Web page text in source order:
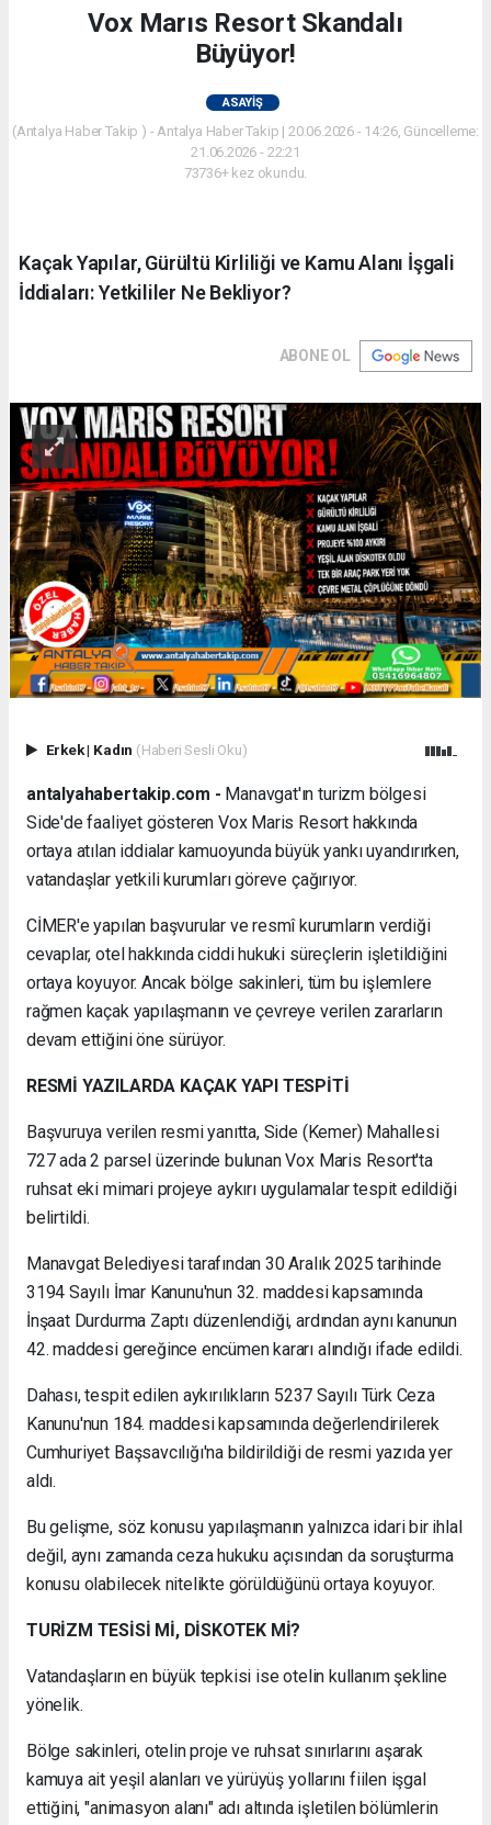
Vox Marıs Resort Skandalı
Büyüyor!
ASAYIŞ
(Antalya Haber Takip ) - Antalya Haber Takip | 20.06.2026 - 14:26, Güncelleme:
21.06.2026 - 22:21
73736+ kez okundu.
Kaçak Yapılar, Gürültü Kirliliği ve Kamu Alanı İşgali
İddiaları: Yetkililer Ne Bekliyor?
ABONE OL
Erkek| Kadın (Haberi Sesli Oku)
antalyahabertakip.com - Manavgat'ın turizm bölgesi
Side'de faaliyet gösteren Vox Maris Resort hakkında
ortaya atılan iddialar kamuoyunda büyük yankı uyandırırken,
vatandaşlar yetkili kurumları göreve çağırıyor.
CİMER'e yapılan başvurular ve resmî kurumların verdiği
cevaplar, otel hakkında ciddi hukuki süreçlerin işletildiğini
ortaya koyuyor. Ancak bölge sakinleri, tüm bu işlemlere
rağmen kaçak yapılaşmanın ve çevreye verilen zararların
devam ettiğini öne sürüyor.
RESMİ YAZILARDA KAÇAK YAPI TESPİTİ
Başvuruya verilen resmi yanıtta, Side (Kemer) Mahallesi
727 ada 2 parsel üzerinde bulunan Vox Maris Resort'ta
ruhsat eki mimari projeye aykırı uygulamalar tespit edildiği
belirtildi.
Manavgat Belediyesi tarafından 30 Aralık 2025 tarihinde
3194 Sayılı İmar Kanunu'nun 32. maddesi kapsamında
İnşaat Durdurma Zaptı düzenlendiği, ardından aynı kanunun
42. maddesi gereğince encümen kararı alındığı ifade edildi.
Dahası, tespit edilen aykırılıkların 5237 Sayılı Türk Ceza
Kanunu'nun 184. maddesi kapsamında değerlendirilerek
Cumhuriyet Başsavcılığı'na bildirildiği de resmi yazıda yer
aldı.
Bu gelişme, söz konusu yapılaşmanın yalnızca idari bir ihlal
değil, aynı zamanda ceza hukuku açısından da soruşturma
konusu olabilecek nitelikte görüldüğünü ortaya koyuyor.
TURİZM TESİSİ Mİ, DİSKOTEK Mİ?
Vatandaşların en büyük tepkisi ise otelin kullanım şekline
yönelik.
Bölge sakinleri, otelin proje ve ruhsat sınırlarını aşarak
kamuya ait yeşil alanları ve yürüyüş yollarını fiilen işgal
ettiğini, "animasyon alanı" adı altında işletilen bölümlerin